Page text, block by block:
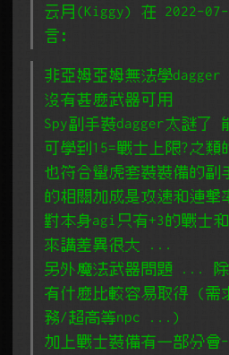
云月(Kiggy) 在 2022-
言﹕
非亞姆亞姆無法學
沒有甚麼武器可用
Spy副手裝dagger太謎了
可學到15=戰士上限?之類
也符合蠻虎套裝裝備的
的相關加成是攻速和連擊
對本身agi只有+3的戰士
來講差異很大 ...
另外魔法武器問題 ... 除
有什麼比較容易取得 (需
務/超高等npc ...)
加上戰士裝備有一部分會